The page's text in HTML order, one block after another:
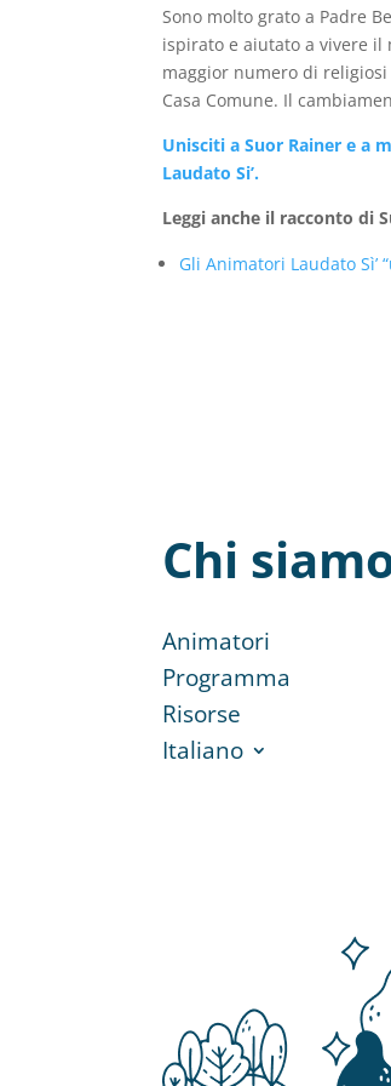
Sono molto grato a Padre
ispirato e aiutato a vivere il
maggior numero di
Casa Comune. Il
Unisciti a Suor Rainer e a
Laudato Si’.
Leggi anche il racconto di
Gli Animatori Laudato
Chi
Animatori
Programma
Risorse
Italiano